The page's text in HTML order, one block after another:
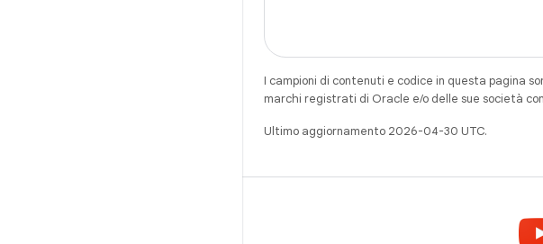
I campioni di contenuti e codice in questa pagina
marchi registrati di Oracle e/o delle sue società
Ultimo aggiornamento 2026-04-30 UTC.